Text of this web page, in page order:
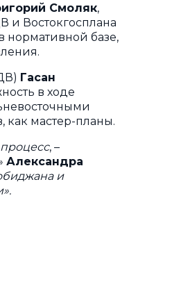
Смоляк,
и Востокгосплана
нормативной базе,
Гасан
в ходе
как мастер-планы.
, –
Александра
и